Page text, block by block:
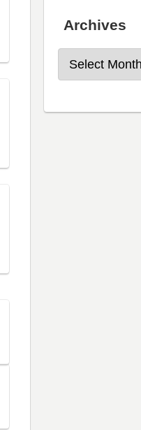
Archives